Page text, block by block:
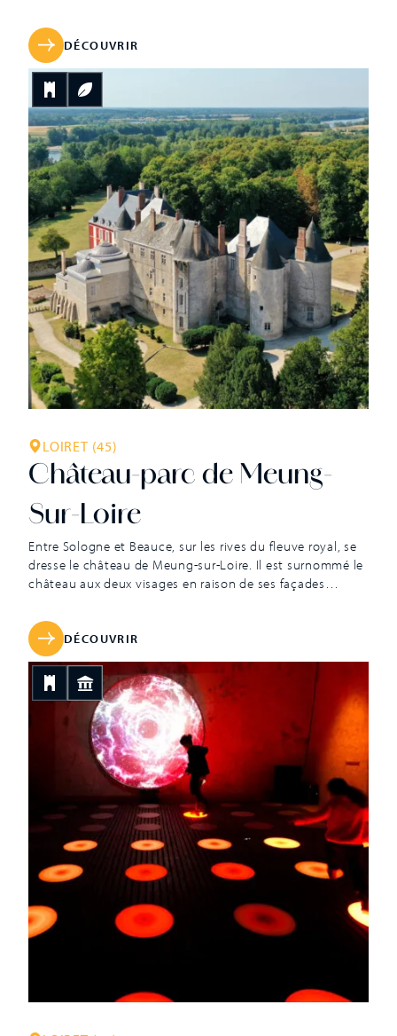
Pâques, challengez-vous sur le Parcours Aventure,
rencontrez des fantômes, sauvez le Père Noël… Dans
cette demeure privée du XVIIe siècle, habitée depuis plus
de 350 ans, vous deviendrez les premiers acteurs de votre
visite. La « Vie de Château » se joue ici en famille ou entre
amis, tenterez-vous l’aventure du Château Escape Game
?
DÉCOUVRIR
LOIRET (45)
Château-parc de Meung-
Sur-Loire
Entre Sologne et Beauce, sur les rives du fleuve royal, se
dresse le château de Meung-sur-Loire. Il est surnommé le
château aux deux visages en raison de ses façades
jusqu’à la Révolution française la prestigieuse résidence
des évêques d’Orléans. Il est un des rares châteaux
construits par et pour des évêques. C’est au XIIIe siècle
que l’évêque Manassès de Seignelay érige un véritable
palais, une résidence digne de lui et de son rang. Des
agrandissements seront menés les siècles suivants et
notamment pendant la guerre de Cent Ans où les
évêques agrandissent […]
DÉCOUVRIR